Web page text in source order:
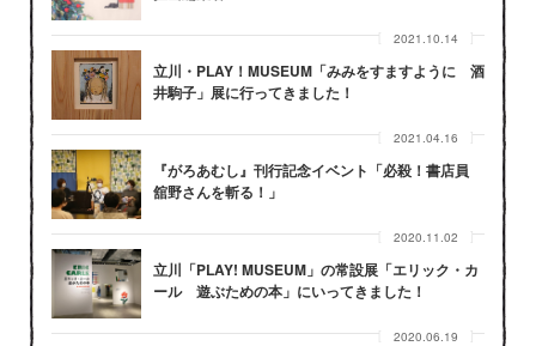
2021.10.14
立川・PLAY！MUSEUM「みみをすますように 酒
井駒子」展に行ってきました！
2021.04.16
『がろあむし』刊行記念イベント「必殺！書店員
舘野さんを斬る！」
2020.11.02
立川「PLAY! MUSEUM」の常設展「エリック・カ
ール 遊ぶための本」にいってきました！
2020.06.19